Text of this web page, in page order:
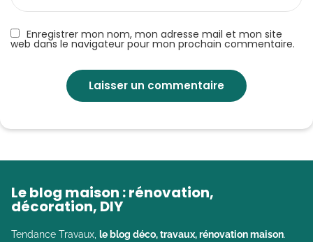
Enregistrer mon nom, mon adresse mail et mon site
web dans le navigateur pour mon prochain commentaire.
Le blog maison : rénovation,
décoration, DIY
Tendance Travaux, le blog déco, travaux, rénovation maison.